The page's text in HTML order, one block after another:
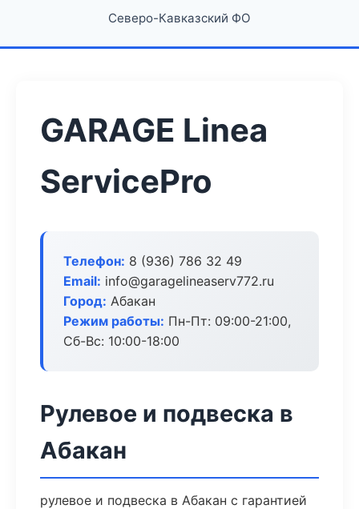
Северо-Кавказский ФО
GARAGE Linea
ServicePro
Телефон: 8 (936) 786 32 49
Email: info@garagelineaserv772.ru
Город: Абакан
Режим работы: Пн-Пт: 09:00-21:00,
Сб-Вс: 10:00-18:00
Рулевое и подвеска в
Абакан
рулевое и подвеска в Абакан с гарантией